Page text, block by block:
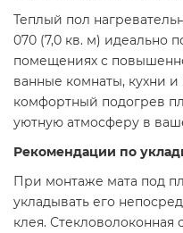
Теплый пол
070 (7,0 кв. м) идеально
помещениях с
ванные комнаты, кухни
комфортный подогрев
уютную атмосферу в
Рекомендации по
При монтаже мата под
укладывать его
клея. Стекловолоконная